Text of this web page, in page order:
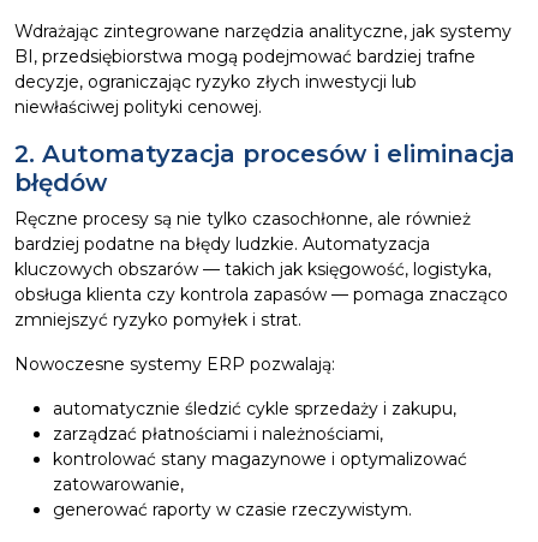
Wdrażając zintegrowane narzędzia analityczne, jak systemy
BI, przedsiębiorstwa mogą podejmować bardziej trafne
decyzje, ograniczając ryzyko złych inwestycji lub
niewłaściwej polityki cenowej.
2. Automatyzacja procesów i eliminacja
błędów
Ręczne procesy są nie tylko czasochłonne, ale również
bardziej podatne na błędy ludzkie. Automatyzacja
kluczowych obszarów — takich jak księgowość, logistyka,
obsługa klienta czy kontrola zapasów — pomaga znacząco
zmniejszyć ryzyko pomyłek i strat.
Nowoczesne systemy ERP pozwalają:
automatycznie śledzić cykle sprzedaży i zakupu,
zarządzać płatnościami i należnościami,
kontrolować stany magazynowe i optymalizować
zatowarowanie,
generować raporty w czasie rzeczywistym.